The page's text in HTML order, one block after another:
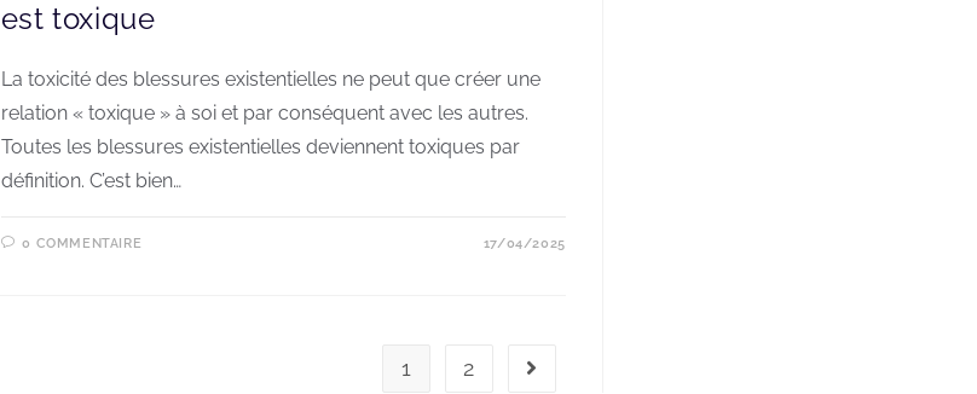
est toxique
La toxicité des blessures existentielles ne peut que créer une
relation « toxique » à soi et par conséquent avec les autres.
Toutes les blessures existentielles deviennent toxiques par
définition. C’est bien…
0 COMMENTAIRE 17/04/2025
1 2